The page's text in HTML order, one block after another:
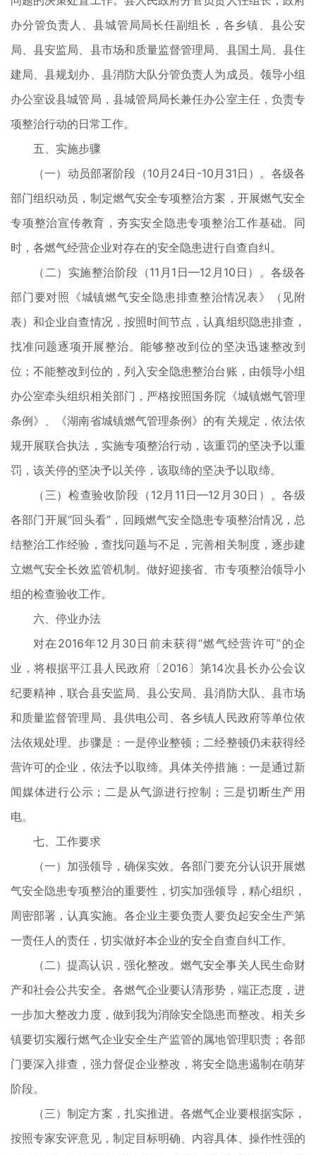
办分管负责人、县城管局局长任副组长，各乡镇、县公安
局、县安监局、县市场和质量监督管理局、县国土局、县住
建局、县规划办、县消防大队分管负责人为成员。领导小组
办公室设县城管局，县城管局局长兼任办公室主任，负责专
项整治行动的日常工作。
五、实施步骤
（一）动员部署阶段（10月24日-10月31日）。各级各
部门组织动员，制定燃气安全专项整治方案，开展燃气安全
专项整治宣传教育，夯实安全隐患专项整治工作基础。同
时，各燃气经营企业对存在的安全隐患进行自查自纠。
（二）实施整治阶段（11月1日—12月10日）。各级各
部门要对照《城镇燃气安全隐患排查整治情况表》（见附
表）和企业自查情况，按照时间节点，认真组织隐患排查，
找准问题逐项开展整治。能够整改到位的坚决迅速整改到
位；不能整改到位的，列入安全隐患整治台账，由领导小组
办公室牵头组织相关部门，严格按照国务院《城镇燃气管理
条例》、《湖南省城镇燃气管理条例》的有关规定，依法依
规开展联合执法，实施专项整治行动，该重罚的坚决予以重
罚，该关停的坚决予以关停，该取缔的坚决予以取缔。
（三）检查验收阶段（12月11日—12月30日）。各级
各部门开展“回头看”，回顾燃气安全隐患专项整治情况，总
结整治工作经验，查找问题与不足，完善相关制度，逐步建
立燃气安全长效监管机制。做好迎接省、市专项整治领导小
组的检查验收工作。
六、停业办法
对在2016年12月30日前未获得“燃气经营许可”的企
业，将根据平江县人民政府〔2016〕第14次县长办公会议
纪要精神，联合县安监局、县公安局、县消防大队、县市场
和质量监督管理局、县供电公司、各乡镇人民政府等单位依
法依规处理。步骤是：一是停业整顿；二经整顿仍未获得经
营许可的企业，依法予以取缔。具体关停措施：一是通过新
闻媒体进行公示；二是从气源进行控制；三是切断生产用
电。
七、工作要求
（一）加强领导，确保实效。各部门要充分认识开展燃
气安全隐患专项整治的重要性，切实加强领导，精心组织，
周密部署，认真实施。各企业主要负责人要负起安全生产第
一责任人的责任，切实做好本企业的安全自查自纠工作。
（二）提高认识，强化整改。燃气安全事关人民生命财
产和社会公共安全。各燃气企业要认清形势，端正态度，进
一步加大整改力度，做到我为消除安全隐患而整改。相关乡
镇要切实履行燃气企业安全生产监管的属地管理职责；各部
门要深入排查，强力督促企业整改，将安全隐患遏制在萌芽
阶段。
（三）制定方案，扎实推进。各燃气企业要根据实际，
按照专家安评意见，制定目标明确、内容具体、操作性强的